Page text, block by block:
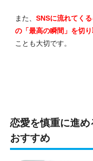
また、 SNSに流れてく
の「最高の瞬間」を切
ことも大切です。
恋愛を慎重に進
おすすめ